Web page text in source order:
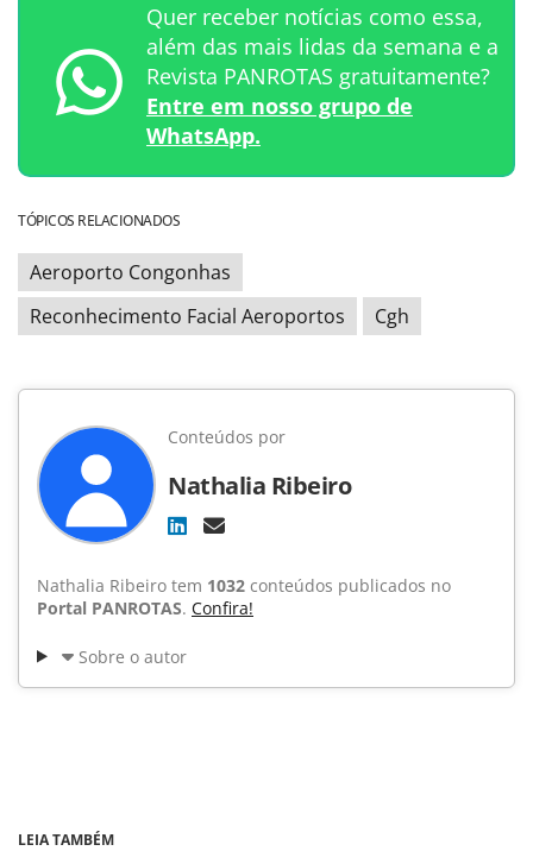
Quer receber notícias como essa,
além das mais lidas da semana e a
Revista PANROTAS gratuitamente?
Entre em nosso grupo de
WhatsApp.
TÓPICOS RELACIONADOS
Aeroporto Congonhas
Reconhecimento Facial Aeroportos
Cgh
Conteúdos por
Nathalia Ribeiro
Nathalia Ribeiro tem 1032 conteúdos publicados no
Portal PANROTAS. Confira!
Sobre o autor
LEIA TAMBÉM